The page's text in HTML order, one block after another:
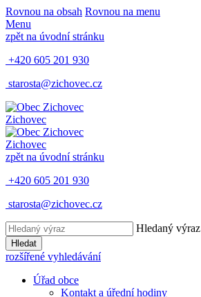
Rovnou na obsah Rovnou na menu
Menu
zpět na úvodní stránku
+420 605 201 930
starosta@zichovec.cz
Zichovec
Zichovec
zpět na úvodní stránku
+420 605 201 930
starosta@zichovec.cz
Hledaný výraz
Hledat
rozšířené vyhledávání
Úřad obce
Kontakt a úřední hodiny